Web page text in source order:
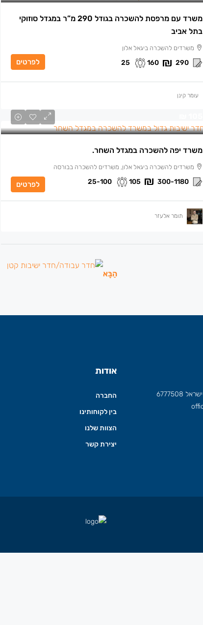
משרד עם מרפסת להשכרה בגודל 290 מ”ר במגדל סוזוקי
בתל אביב
משרדים להשכרה ביגאל אלון
290
160
25 לפרטים
עומר קינן
משרד יפה להשכרה במגדל השחר.
משרדים להשכרה ביגאל אלון, משרדים להשכרה בבורסה
300-1180
105
25-100 לפרטים
תומר אלעזר
הַבָּא
אודות
החברה
בין לקוחותינו
הצוות שלנו
יצירת קשר